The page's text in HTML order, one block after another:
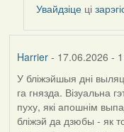
Увайдзіце ці
Harrier- 17.06.2026 -
У бліжэйшыя дні
га гнязда. Візуальна
пуху, які апошнім
бліжэй да дзюбы - як